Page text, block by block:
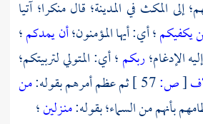
إلى المكث في المدينة؛ قال منكرا؛ آتيا
يكفيكم؛ أي: أيها المؤمنون؛أن يمدكم؛
الإدغام؛ربكم؛ أي: المتولي لتربيتكم؛
[ص: ثم عظم أمرهم بقوله:من
بأنهم من السماء؛ بقوله:منـزلين؛